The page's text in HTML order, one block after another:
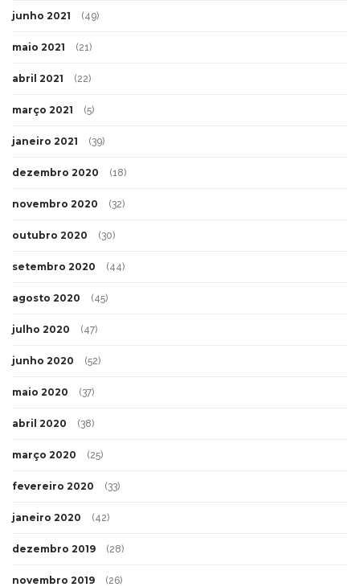
junho 2021 (49)
maio 2021 (21)
abril 2021 (22)
março 2021 (5)
janeiro 2021 (39)
dezembro 2020 (18)
novembro 2020 (32)
outubro 2020 (30)
setembro 2020 (44)
agosto 2020 (45)
julho 2020 (47)
junho 2020 (52)
maio 2020 (37)
abril 2020 (38)
março 2020 (25)
fevereiro 2020 (33)
janeiro 2020 (42)
dezembro 2019 (28)
novembro 2019 (26)